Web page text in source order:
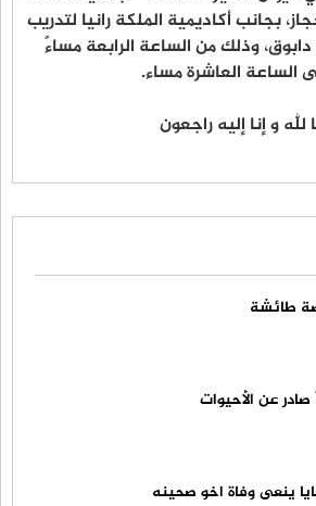
بجانب أكاديمية الملكة رانيا لتدريب
وذلك من الساعة الرابعة مساءً
الساعة العاشرة مساء.
لله و إنا إليه راجعون
طائشة
صادر عن الأحيوات
ينعى وفاة اخو صحينه